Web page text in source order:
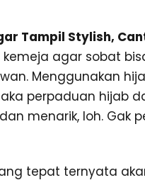
Tampil Stylish,
agar sobat
Menggunakan
perpaduan hijab
menarik, loh. Gak
tepat ternyata